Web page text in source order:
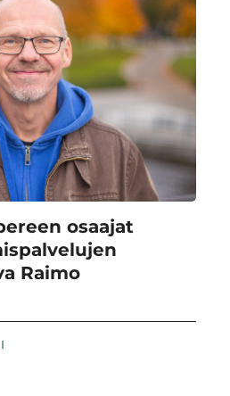
osaajat
Raimo